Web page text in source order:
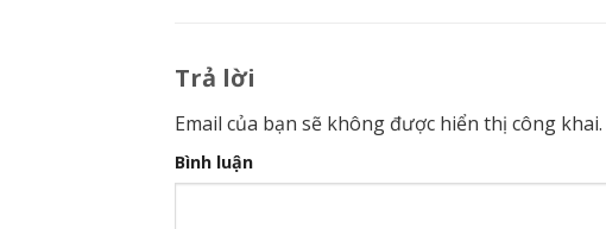
Trả lời
Email của bạn sẽ không được hiển thị công khai.
Bình luận